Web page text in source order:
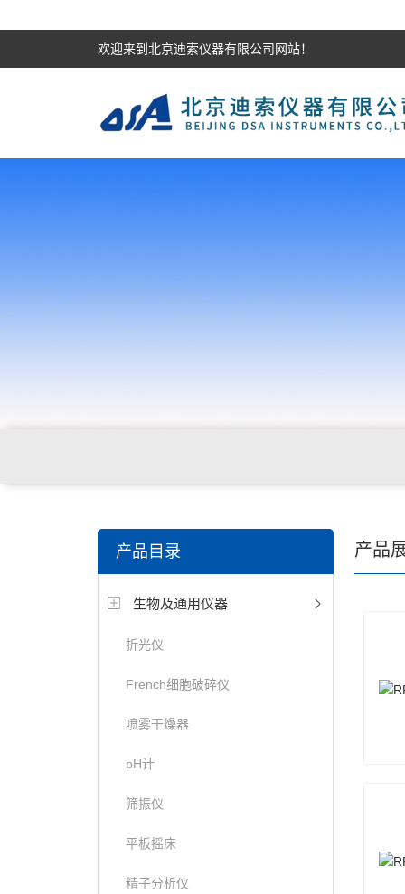
欢迎来到北京迪索仪器有限公司网站！
产品目录
生物及通用仪器
折光仪
French细胞破碎仪
喷雾干燥器
pH计
筛振仪
平板摇床
精子分析仪
产品